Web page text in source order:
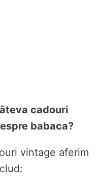
cadouri
babaca?
vintage aferim